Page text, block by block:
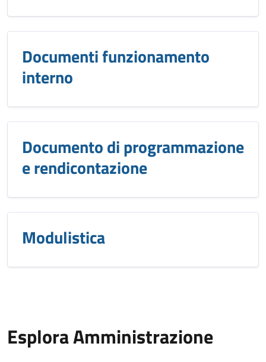
Documenti funzionamento
interno
Documento di programmazione
e rendicontazione
Modulistica
Esplora Amministrazione